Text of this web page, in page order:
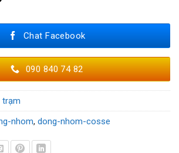
Chat Facebook
090 840 74 82
trạm
nhom, dong-nhom-cosse